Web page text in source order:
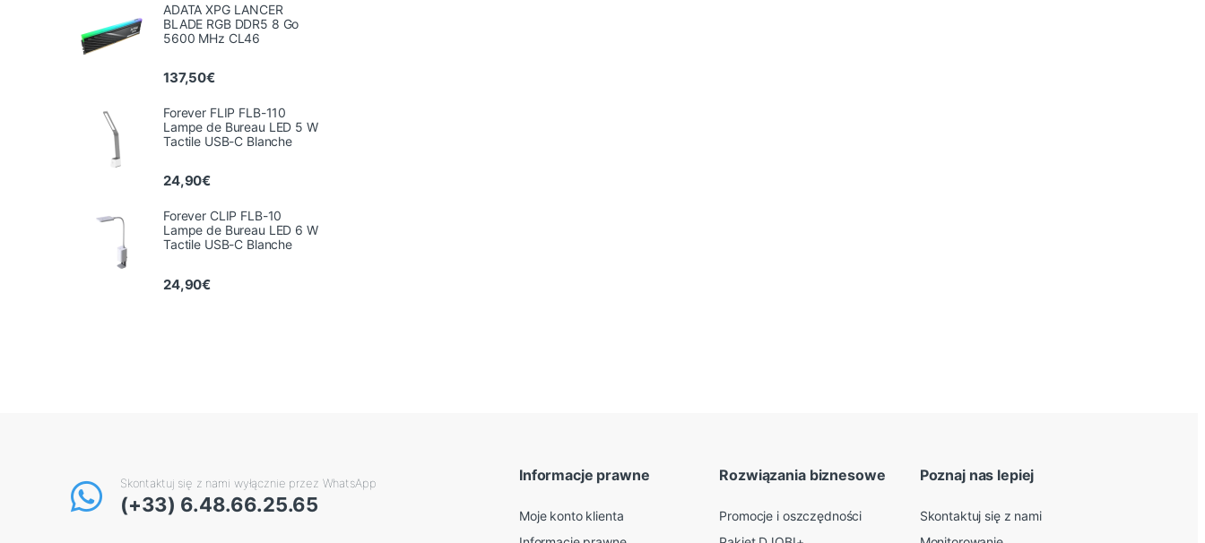
ADATA XPG LANCER
BLADE RGB DDR5 8 Go
5600 MHz CL46
137,50€
Forever FLIP FLB-110
Lampe de Bureau LED 5 W
Tactile USB-C Blanche
24,90€
Forever CLIP FLB-10
Lampe de Bureau LED 6 W
Tactile USB-C Blanche
24,90€
Skontaktuj się z nami wyłącznie przez WhatsApp
(+33) 6.48.66.25.65
Informacje prawne
Moje konto klienta
Rozwiązania biznesowe
Promocje i oszczędności
Poznaj nas lepiej
Skontaktuj się z nami